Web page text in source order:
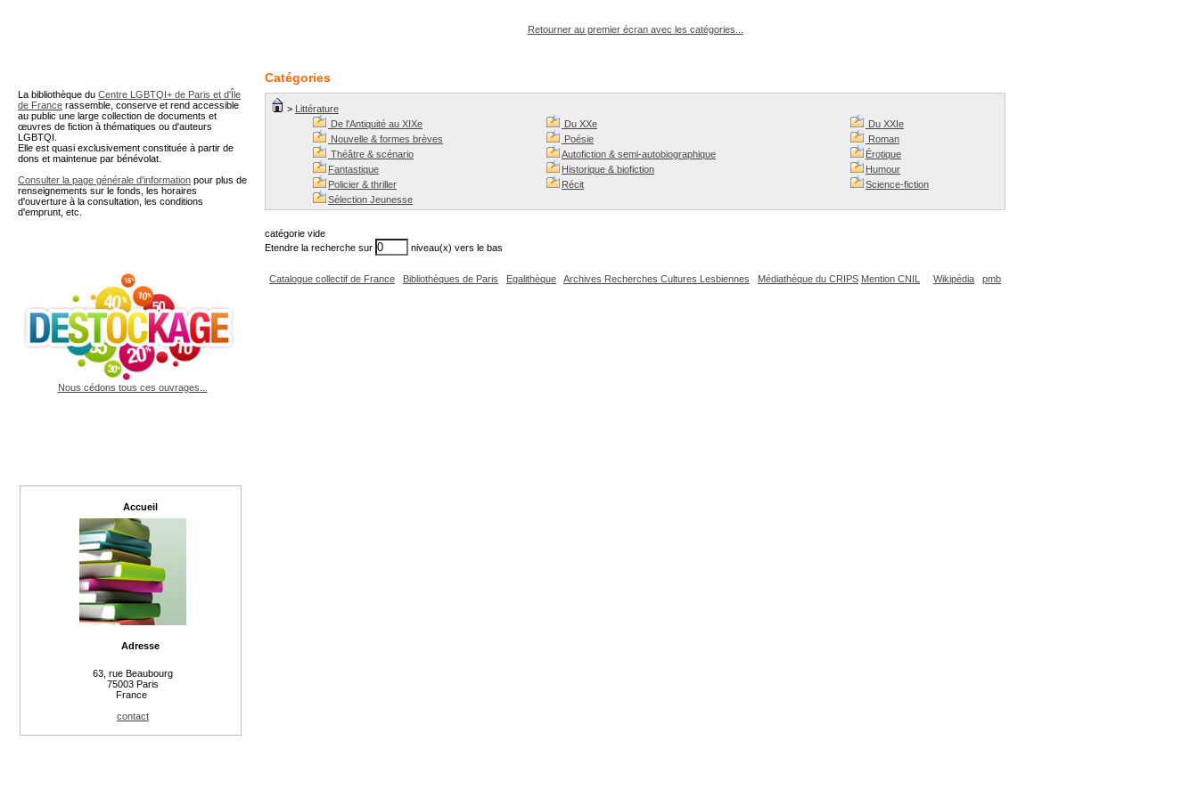
Retourner au premier écran avec les catégories...
Catégories
> Littérature
De l'Antiquité au XIXe
Du XXe
Du XXIe
Nouvelle & formes brèves
Poésie
Roman
Théâtre & scénario
Autofiction & semi-autobiographique
Érotique
Fantastique
Historique & biofiction
Humour
Policier & thriller
Récit
Science-fiction
Sélection Jeunesse
catégorie vide
Etendre la recherche sur
niveau(x) vers le bas
Catalogue collectif de France Bibliothèques de Paris Egalithèque Archives Recherches Cultures Lesbiennes Médiathèque du CRIPS Mention CNIL Wikipédia pmb
La bibliothèque du Centre LGBTQI+ de Paris et d'Île
de France rassemble, conserve et rend accessible
au public une large collection de documents et
œuvres de fiction à thématiques ou d'auteurs
LGBTQI.
Elle est quasi exclusivement constituée à partir de
dons et maintenue par bénévolat.
Consulter la page générale d'information pour plus de
renseignements sur le fonds, les horaires
d'ouverture à la consultation, les conditions
d'emprunt, etc.
Nous cédons tous ces ouvrages...
Accueil
Adresse
63, rue Beaubourg
75003 Paris
France
contact